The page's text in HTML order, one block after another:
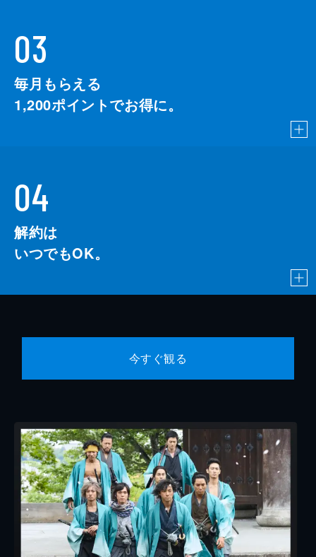
03
毎月もらえる
1,200ポイントでお得に。
04
解約は
いつでもOK。
今すぐ観る